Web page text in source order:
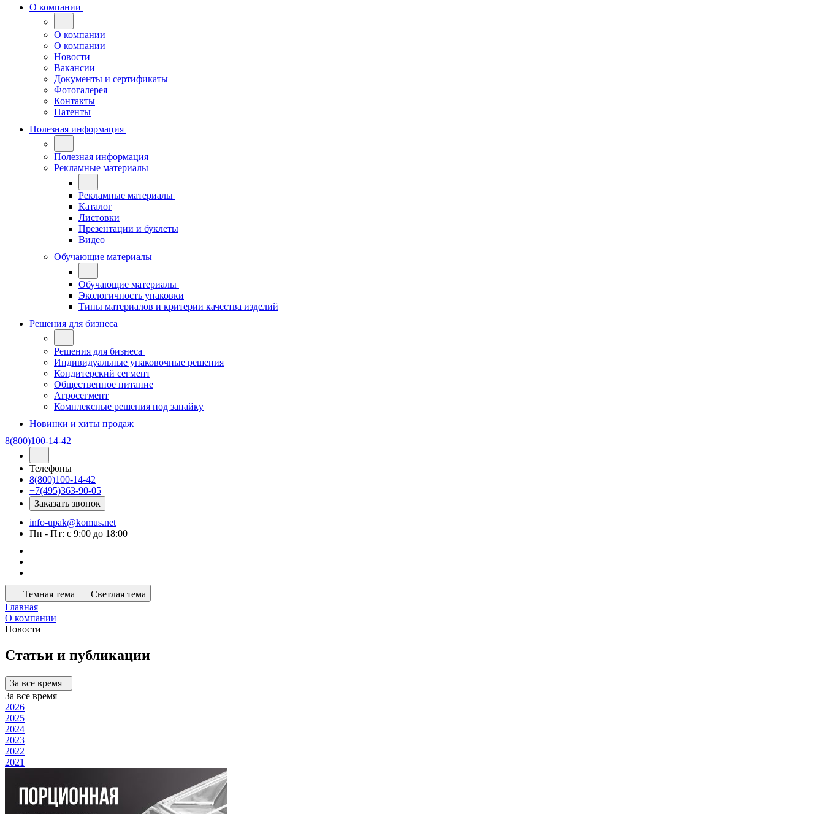
О компании
О компании
О компании
Новости
Вакансии
Документы и сертификаты
Фотогалерея
Контакты
Патенты
Полезная информация
Полезная информация
Рекламные материалы
Рекламные материалы
Каталог
Листовки
Презентации и буклеты
Видео
Обучающие материалы
Обучающие материалы
Экологичность упаковки
Типы материалов и критерии качества изделий
Решения для бизнеса
Решения для бизнеса
Индивидуальные упаковочные решения
Кондитерский сегмент
Общественное питание
Агросегмент
Комплексные решения под запайку
Новинки и хиты продаж
8(800)100-14-42
Телефоны
8(800)100-14-42
+7(495)363-90-05
Заказать звонок
info-upak@komus.net
Пн - Пт: с 9:00 до 18:00
Темная тема
Светлая тема
Главная
О компании
Новости
Статьи и публикации
За все время
За все время
2026
2025
2024
2023
2022
2021